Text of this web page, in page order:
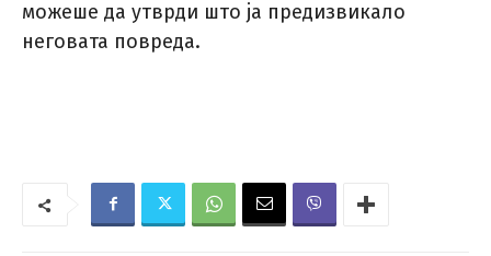
можеше да утврди што ја предизвикало
неговата повреда.